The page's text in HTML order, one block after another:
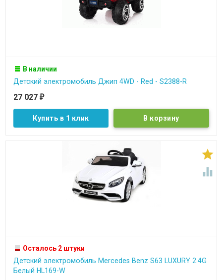
В наличии
Детский электромобиль Джип 4WD - Red - S2388-R
27 027 ₽
Купить в 1 клик


Осталось 2 штуки
Детский электромобиль Mercedes Benz S63 LUXURY 2.4G
Белый HL169-W